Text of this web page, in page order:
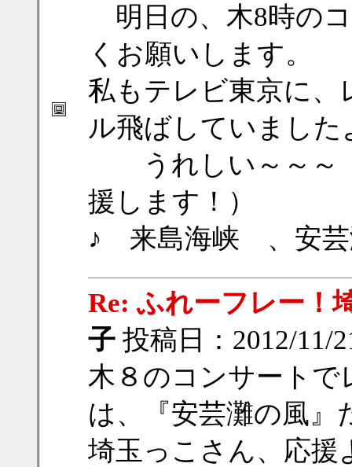
明日の、木8時の
くお願いします。
私もテレビ東京に、
ル飛ばしていました
うれしい～～～
援します！）
♪ 来島海峡 、安
Re: ふれーフレー！
子 投稿日：2012/11/
木８のコンサート
は、『安芸灘の風』
埼玉っこさん、応援